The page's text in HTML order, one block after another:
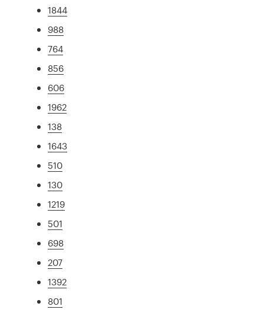
1844
988
764
856
606
1962
138
1643
510
130
1219
501
698
207
1392
801